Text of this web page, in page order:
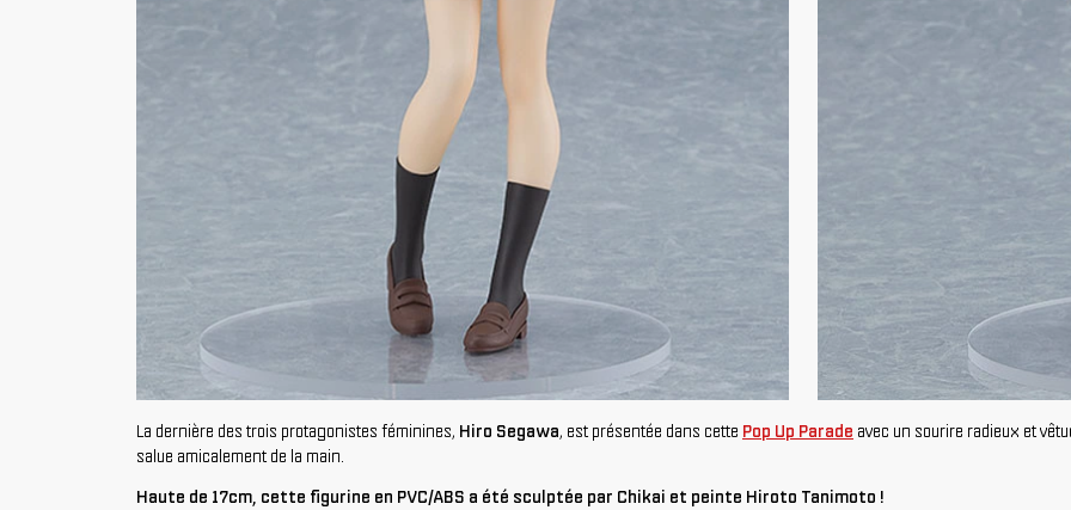
La dernière des trois protagonistes féminines, Hiro Segawa, est présentée dans cette Pop Up Parade avec un sourire radieux et
salue amicalement de la main.
Haute de 17cm, cette figurine en PVC/ABS a été sculptée par Chikai et peinte Hiroto Tanimoto !